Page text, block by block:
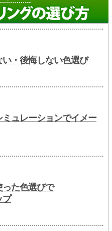
い・後悔しない色選び
ミュレーションでイメー
った色選びで
プ